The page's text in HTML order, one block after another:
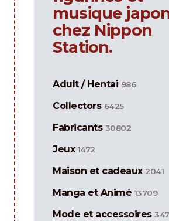
musique
chez Nippon
Station.
Adult / Hentai 986
Collectors 6425
Fabricants 30802
Jeux 1472
Maison et cadeaux 2041
Manga et Animé 13709
Mode et accessoires